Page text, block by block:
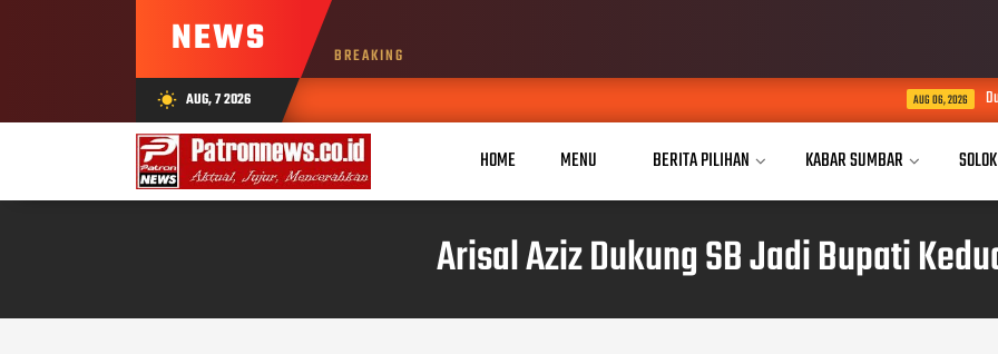
NEWS BREAKING
wb_sunny AUG, 7 2026 Dua Tahun Mengukir
HOME MENU BERITA PILIHAN KABAR SUMBAR
Arisal Aziz Dukung SB Jadi Bupati